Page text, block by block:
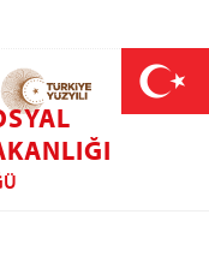
açılır)
bağış sayfası (yeni